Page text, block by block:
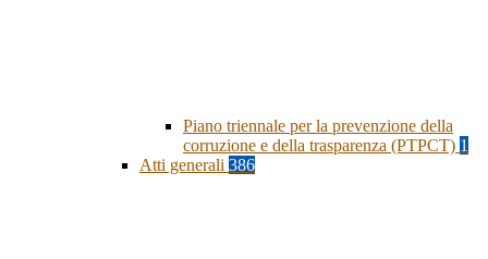
Piano triennale per la prevenzione della
corruzione e della trasparenza (PTPCT) 1
Atti generali 386